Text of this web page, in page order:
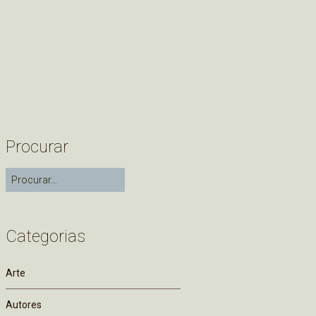
Procurar
Categorias
Arte
Autores